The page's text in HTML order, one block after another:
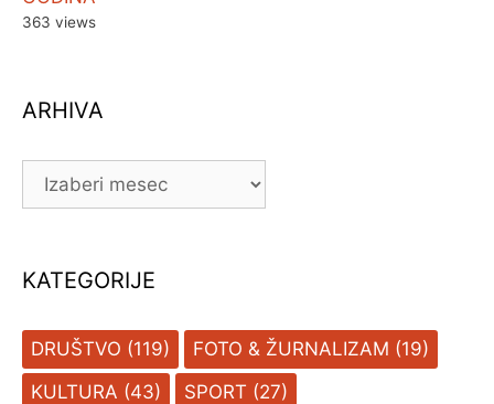
363 views
ARHIVA
ARHIVA
KATEGORIJE
DRUŠTVO (119) FOTO & ŽURNALIZAM (19)
KULTURA (43) SPORT (27)